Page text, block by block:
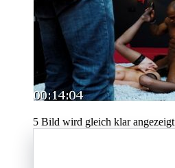
5 Bild wird gleich klar angezeigt